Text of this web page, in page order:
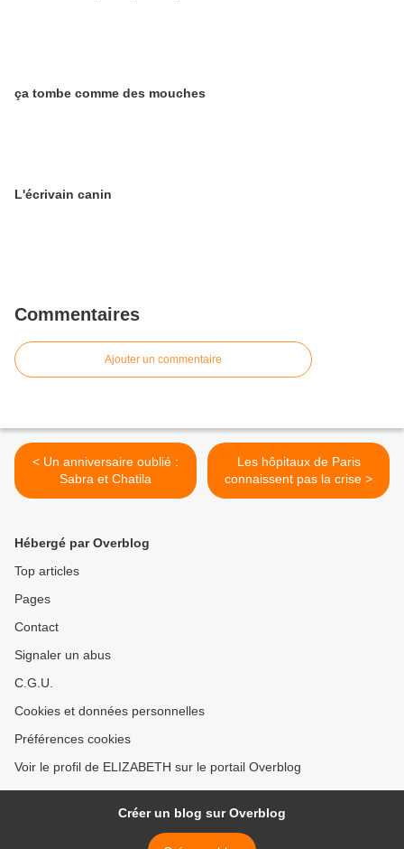
ça tombe comme des mouches
L'écrivain canin
Commentaires
Ajouter un commentaire
< Un anniversaire oublié :
Sabra et Chatila
Les hôpitaux de Paris
connaissent pas la crise >
Hébergé par Overblog
Top articles
Pages
Contact
Signaler un abus
C.G.U.
Cookies et données personnelles
Préférences cookies
Voir le profil de ELIZABETH sur le portail Overblog
Créer un blog sur Overblog